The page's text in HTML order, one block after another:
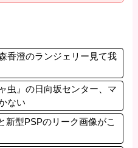
香澄のランジェリー見て我
虫』の日向坂センター、マ
ない
新型PSPのリーク画像がこ